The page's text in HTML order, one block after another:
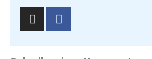
I
n
s
a
F
a
c
b